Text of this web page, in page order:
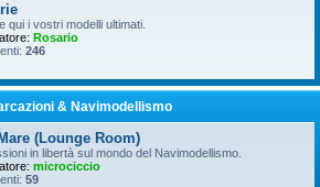
qui i vostri modelli ultimati.
Rosario
246
& Navimodellismo
(Lounge Room)
in libertà sul mondo del Navimodellismo.
microciccio
59